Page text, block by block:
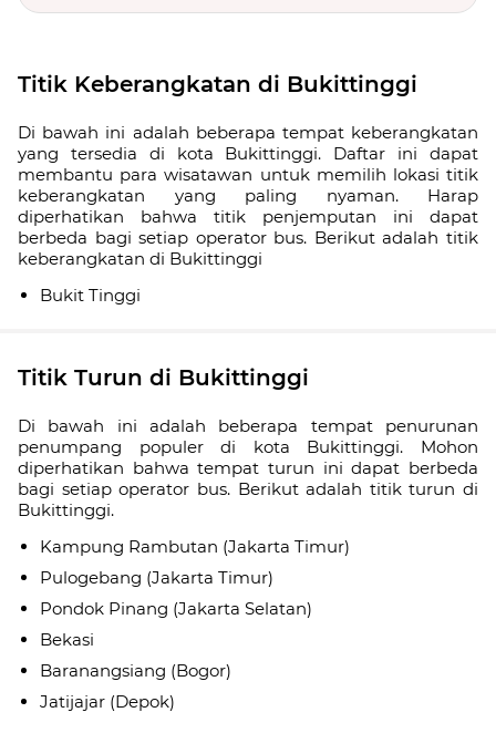
Titik Keberangkatan di Bukittinggi
Di bawah ini adalah beberapa tempat keberangkatan
yang tersedia di kota Bukittinggi. Daftar ini dapat
membantu para wisatawan untuk memilih lokasi titik
keberangkatan yang paling nyaman. Harap
diperhatikan bahwa titik penjemputan ini dapat
berbeda bagi setiap operator bus. Berikut adalah titik
keberangkatan di Bukittinggi
Bukit Tinggi
Titik Turun di Bukittinggi
Di bawah ini adalah beberapa tempat penurunan
penumpang populer di kota Bukittinggi. Mohon
diperhatikan bahwa tempat turun ini dapat berbeda
bagi setiap operator bus. Berikut adalah titik turun di
Bukittinggi.
Kampung Rambutan (Jakarta Timur)
Pulogebang (Jakarta Timur)
Pondok Pinang (Jakarta Selatan)
Bekasi
Baranangsiang (Bogor)
Jatijajar (Depok)